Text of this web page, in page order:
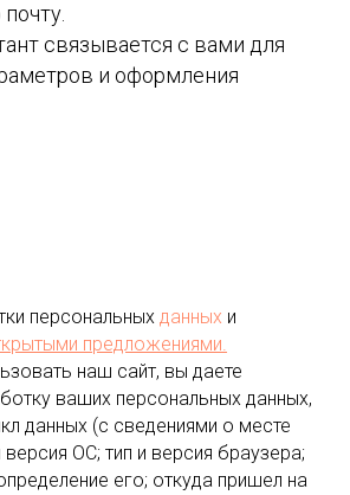
связывается с вами для
и оформления
персональных данных и
предложениями.
наш сайт, вы даете
ваших персональных данных,
данных (с сведениями о месте
ОС; тип и версия браузера;
его; откуда пришел на